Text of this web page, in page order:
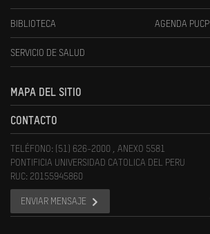
BIBLIOTECA AGENDA PUCP
SERVICIO DE SALUD
MAPA DEL SITIO
CONTACTO
TELÉFONO: (51) 626-2000 , ANEXO 5581
PONTIFICIA UNIVERSIDAD CATOLICA DEL PERU
RUC: 20155945860
ENVIAR MENSAJE